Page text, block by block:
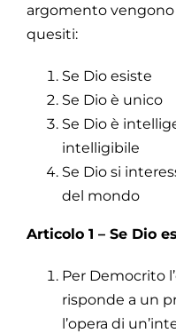
argomento
quesiti:
Se Dio esiste
Se Dio è unico
Se Dio è
intelligibile
Se Dio si
del mondo
Articolo 1 – Se Dio
Per Democrito
risponde a un
l’opera di